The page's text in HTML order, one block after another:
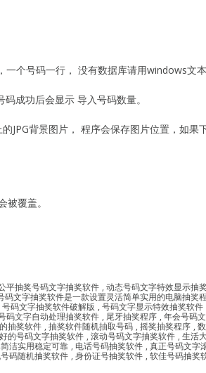
个号码一行， 没有数据库请用windows文本
码成功后会显示 导入号码数量。
JPG背景图片， 程序会保存图片位置，如果
覆盖。
平抽奖号码文字抽奖软件 , 动态号码文字特效显示抽奖
码文字抽奖软件是一款设置灵活简单实用的电脑抽奖
号码文字抽奖软件破解版 , 号码文字显示特效抽奖软件
码文字自动处理抽奖软件 , 尾牙抽奖程序 , 年会号码
抽奖软件 , 抽奖软件随机抽取号码 , 摇奖抽奖程序 ,
的号码文字抽奖软件 , 滚动号码文字抽奖软件 , 生活
洁实用稳定可靠 , 电话号码抽奖软件 , 真正号码文字
码随机抽奖软件 , 身份证号抽奖软件 , 软佳号码抽奖